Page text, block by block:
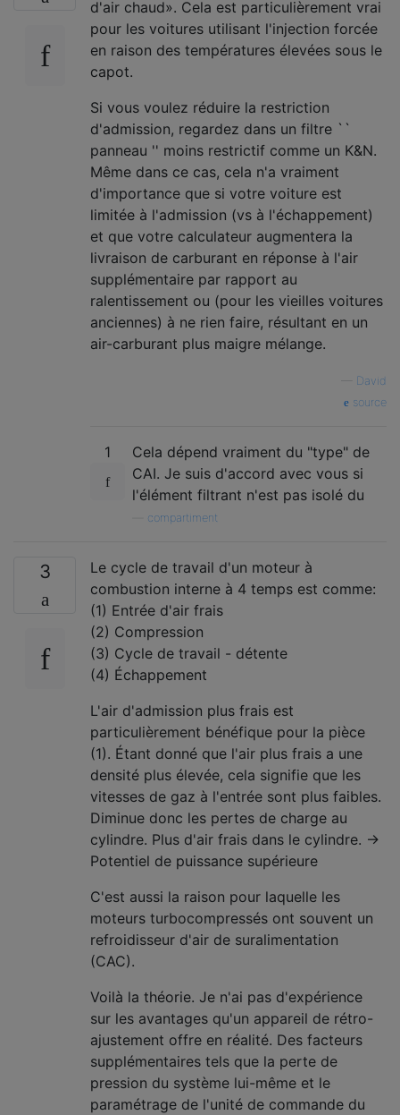
d'air chaud». Cela est particulièrement vrai
pour les voitures utilisant l'injection forcée
en raison des températures élevées sous le
capot.
Si vous voulez réduire la restriction
d'admission, regardez dans un filtre ``
panneau '' moins restrictif comme un K&N.
Même dans ce cas, cela n'a vraiment
d'importance que si votre voiture est
limitée à l'admission (vs à l'échappement)
et que votre calculateur augmentera la
livraison de carburant en réponse à l'air
supplémentaire par rapport au
ralentissement ou (pour les vieilles voitures
anciennes) à ne rien faire, résultant en un
air-carburant plus maigre mélange.
David
source
1
Cela dépend vraiment du "type" de
CAI. Je suis d'accord avec vous si
l'élément filtrant n'est pas isolé du
compartiment
3
Le cycle de travail d'un moteur à
combustion interne à 4 temps est comme:
(1) Entrée d'air frais
(2) Compression
(3) Cycle de travail - détente
(4) Échappement
L'air d'admission plus frais est
particulièrement bénéfique pour la pièce
(1). Étant donné que l'air plus frais a une
densité plus élevée, cela signifie que les
vitesses de gaz à l'entrée sont plus faibles.
Diminue donc les pertes de charge au
cylindre. Plus d'air frais dans le cylindre. ->
Potentiel de puissance supérieure
C'est aussi la raison pour laquelle les
moteurs turbocompressés ont souvent un
refroidisseur d'air de suralimentation
(CAC).
Voilà la théorie. Je n'ai pas d'expérience
sur les avantages qu'un appareil de rétro-
ajustement offre en réalité. Des facteurs
supplémentaires tels que la perte de
pression du système lui-même et le
paramétrage de l'unité de commande du